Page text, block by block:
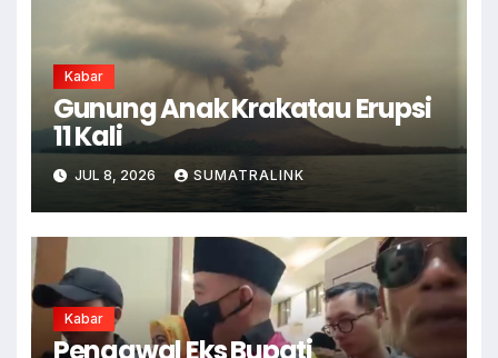
Kabar
Gunung Anak Krakatau Erupsi
11 Kali
JUL 8, 2026 SUMATRALINK
Kabar